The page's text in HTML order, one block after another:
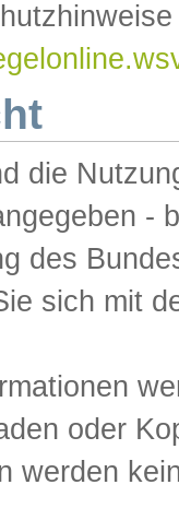
die
-
des
sich mit
oder
werden